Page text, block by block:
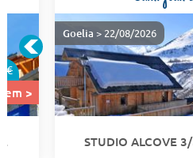
>
Goelia > 22/08/2026
STUDIO ALCOVE